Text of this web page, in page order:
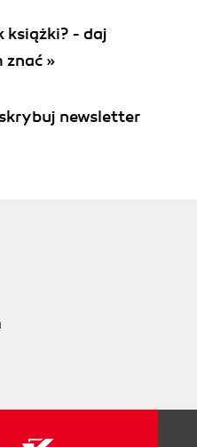
obiektowe w C# (105)
obiekty składowe
properties) (112)
oraz metody Equals i
(119)
książki? - daj
znać »
newsletter